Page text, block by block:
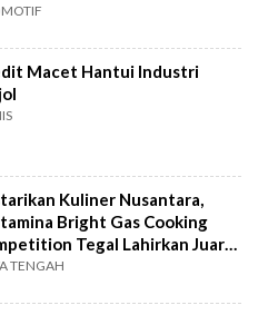
Macet Hantui Industri
Kuliner Nusantara,
Bright Gas Cooking
Tegal Lahirkan Juara
TENGAH